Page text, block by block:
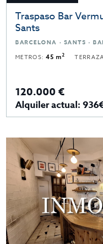
Traspaso Bar
Sants
BARCELONA · SANTS ·
METROS:45 m2
120.000 €
Alquiler actual: